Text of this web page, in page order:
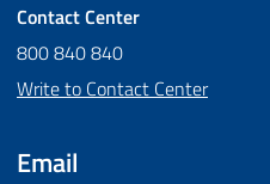
Contact Center
800 840 840
Write to Contact Center
Email